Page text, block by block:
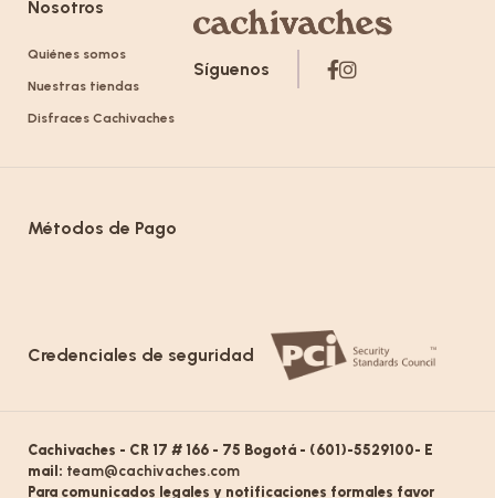
Nosotros
Quiénes somos
Nuestras tiendas
Disfraces Cachivaches
Síguenos
Métodos de Pago
Credenciales de seguridad
Cachivaches - CR 17 # 166 - 75 Bogotá - (601)-5529100- E
mail: team@cachivaches.com
Para comunicados legales y notificaciones formales favor